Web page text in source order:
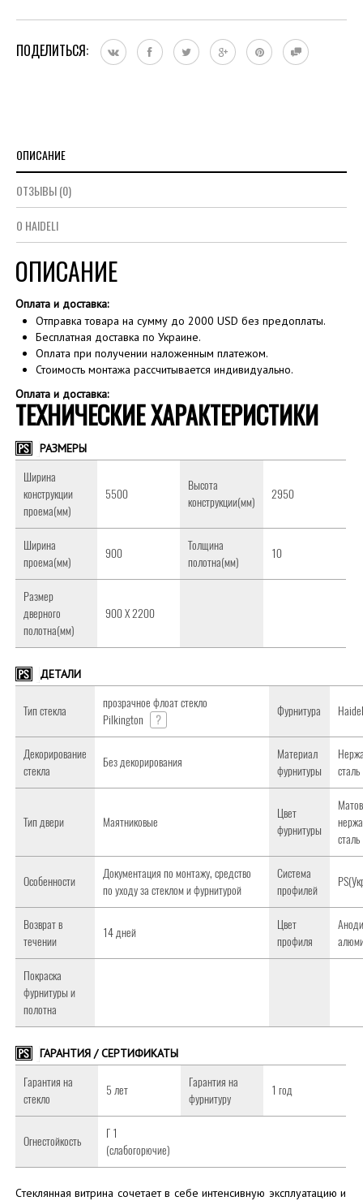
ПОДЕЛИТЬСЯ:
ОПИСАНИЕ
ОТЗЫВЫ (0)
О HAIDELI
ОПИСАНИЕ
Оплата и доставка:
Отправка товара на сумму до 2000 USD без предоплаты.
Бесплатная доставка по Украине.
Оплата при получении наложенным платежом.
Стоимость монтажа рассчитывается индивидуально.
Оплата и доставка:
ТЕХНИЧЕСКИЕ ХАРАКТЕРИСТИКИ
РАЗМЕРЫ
Ширина
конструкции
проема(мм)
5500
Высота
конструкции(мм)
2950
Ширина
проема(мм)
900
Толщина
полотна(мм)
10
Размер
дверного
полотна(мм)
900 Х 2200
ДЕТАЛИ
Тип стекла
прозрачное флоат стекло
Pilkington
?
Фурнитура
Декорирование
стекла
Без декорирования
Материал
фурнитуры
сталь
Тип двери Маятниковые
Цвет
фурнитуры
сталь
Особенности
Документация по монтажу, средство
по уходу за стеклом и фурнитурой
Система
профилей
Возврат в
течении
14 дней
Цвет
профиля
Покраска
фурнитуры и
полотна
ГАРАНТИЯ / СЕРТИФИКАТЫ
Гарантия на
стекло
5 лет
Гарантия на
фурнитуру
1 год
Огнестойкость
Г 1
(слабогорючие)
Cтеклянная витрина сочетает в себе интенсивную эксплуатацию и